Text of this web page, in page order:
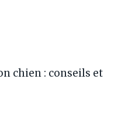
chien : conseils et